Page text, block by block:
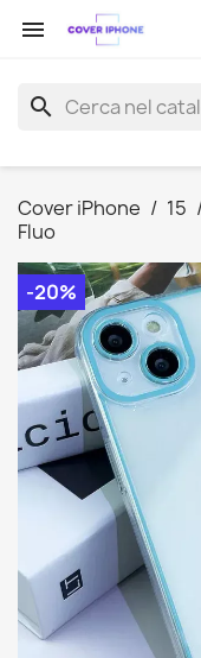

search
Cover iPhone 15
Fluo
-20%